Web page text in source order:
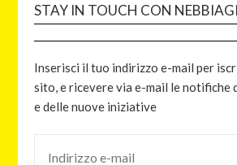
STAY IN TOUCH CON
Inserisci il tuo indirizzo e-mail per
sito, e ricevere via e-mail le notifiche
e delle nuove iniziative